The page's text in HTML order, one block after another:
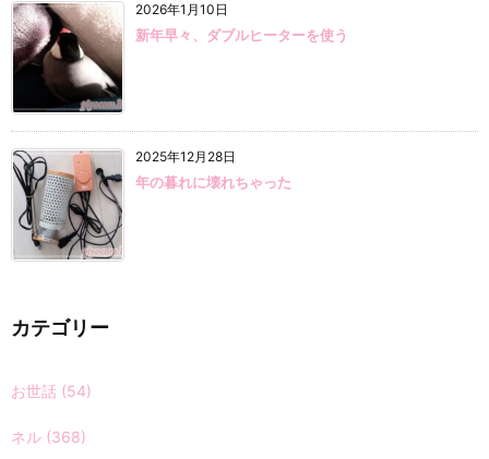
2026年1月10日
新年早々、ダブルヒーターを使う
2025年12月28日
年の暮れに壊れちゃった
カテゴリー
お世話 (54)
ネル (368)